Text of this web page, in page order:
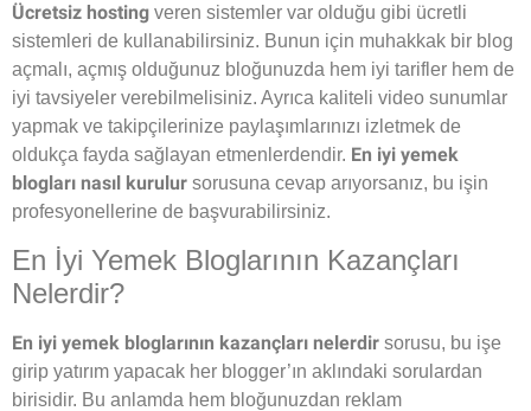
Ücretsiz hosting veren sistemler var olduğu gibi ücretli
sistemleri de kullanabilirsiniz. Bunun için muhakkak bir blog
açmalı, açmış olduğunuz bloğunuzda hem iyi tarifler hem de
iyi tavsiyeler verebilmelisiniz. Ayrıca kaliteli video sunumlar
yapmak ve takipçilerinize paylaşımlarınızı izletmek de
oldukça fayda sağlayan etmenlerdendir. En iyi yemek
blogları nasıl kurulur sorusuna cevap arıyorsanız, bu işin
profesyonellerine de başvurabilirsiniz.
En İyi Yemek Bloglarının Kazançları
Nelerdir?
En iyi yemek bloglarının kazançları nelerdir sorusu, bu işe
girip yatırım yapacak her blogger’ın aklındaki sorulardan
birisidir. Bu anlamda hem bloğunuzdan reklam